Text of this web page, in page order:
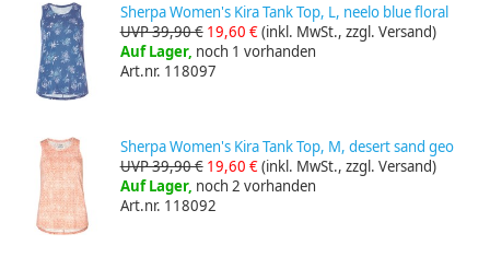
Sherpa Women's Kira Tank Top, L, neelo blue floral
UVP 39,90 € 19,60 €(inkl. MwSt., zzgl. Versand)
Auf Lager, noch 1 vorhanden
Art.nr. 118097
Sherpa Women's Kira Tank Top, M, desert sand geo
UVP 39,90 € 19,60 €(inkl. MwSt., zzgl. Versand)
Auf Lager, noch 2 vorhanden
Art.nr. 118092